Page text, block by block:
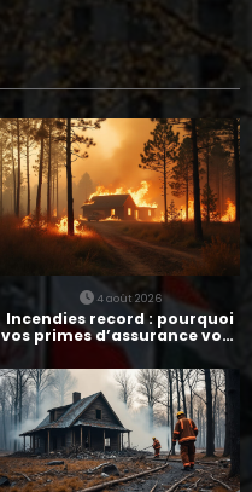
4 août 2026
Incendies record : pourquoi
vos primes d’assurance vont
augmenter